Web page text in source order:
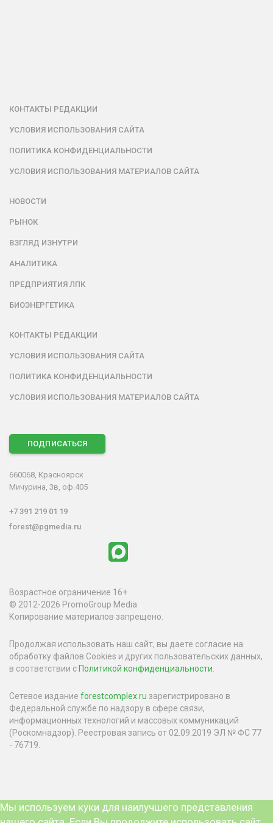
КОНТАКТЫ РЕДАКЦИИ
УСЛОВИЯ ИСПОЛЬЗОВАНИЯ САЙТА
ПОЛИТИКА КОНФИДЕНЦИАЛЬНОСТИ
УСЛОВИЯ ИСПОЛЬЗОВАНИЯ МАТЕРИАЛОВ САЙТА
НОВОСТИ
РЫНОК
ВЗГЛЯД ИЗНУТРИ
АНАЛИТИКА
ПРЕДПРИЯТИЯ ЛПК
БИОЭНЕРГЕТИКА
КОНТАКТЫ РЕДАКЦИИ
УСЛОВИЯ ИСПОЛЬЗОВАНИЯ САЙТА
ПОЛИТИКА КОНФИДЕНЦИАЛЬНОСТИ
УСЛОВИЯ ИСПОЛЬЗОВАНИЯ МАТЕРИАЛОВ САЙТА
ПОДПИСАТЬСЯ
660068, Красноярск
Мичурина, 3в, оф.405
+7 391 219 01 19
forest@pgmedia.ru
Возрастное ограничение 16+
© 2012-2026 PromoGroup Media
Копирование материалов запрещено.
Продолжая использовать наш сайт, вы даете согласие на
обработку файлов Cookies и других пользовательских данных,
в соответствии с Политикой конфиденциальности.
Сетевое издание forestcomplex.ru зарегистрировано в
Федеральной службе по надзору в сфере связи,
информационных технологий и массовых коммуникаций
(Роскомнадзор). Реестровая запись от 02.09.2019 ЭЛ № ФС 77
- 76719.
Мы используем куки для наилучшего представления